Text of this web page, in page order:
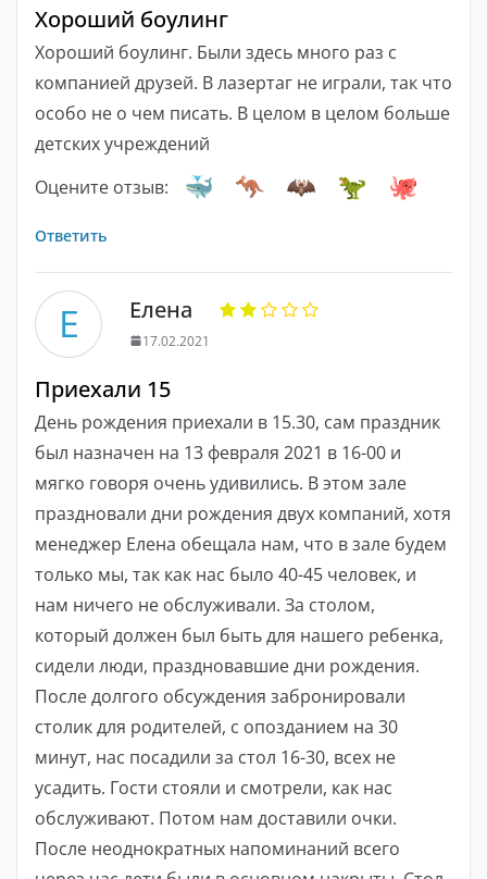
Хороший боулинг
Хороший боулинг. Были здесь много раз с
компанией друзей. В лазертаг не играли, так что
особо не о чем писать. В целом в целом больше
детских учреждений
Оцените отзыв:
Ответить
Е Елена
17.02.2021
Приехали 15
День рождения приехали в 15.30, сам праздник
был назначен на 13 февраля 2021 в 16-00 и
мягко говоря очень удивились. В этом зале
праздновали дни рождения двух компаний, хотя
менеджер Елена обещала нам, что в зале будем
только мы, так как нас было 40-45 человек, и
нам ничего не обслуживали. За столом,
который должен был быть для нашего ребенка,
сидели люди, праздновавшие дни рождения.
После долгого обсуждения забронировали
столик для родителей, с опозданием на 30
минут, нас посадили за стол 16-30, всех не
усадить. Гости стояли и смотрели, как нас
обслуживают. Потом нам доставили очки.
После неоднократных напоминаний всего